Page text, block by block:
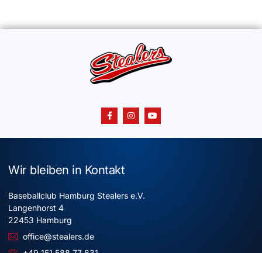
Wir bleiben in Kontakt
Baseballclub Hamburg Stealers e.V.
Langenhorst 4
22453 Hamburg
office@stealers.de